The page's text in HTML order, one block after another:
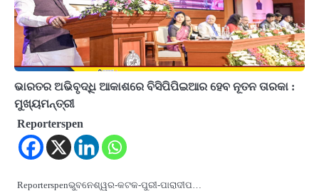
ଭାରତର ଅଭିବୃଦ୍ଧି ଆକାଶରେ ବିସିପିପିଇଆର ହେବ ନୂତନ ତାରକା :
ମୁଖ୍ୟମନ୍ତ୍ରୀ
Reporterspen
Reporterspenଭୁବନେଶ୍ୱର-କଟକ-ପୁରୀ-ପାରାଦୀପ…